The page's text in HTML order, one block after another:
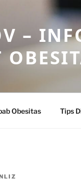
–
Obesitas Tips